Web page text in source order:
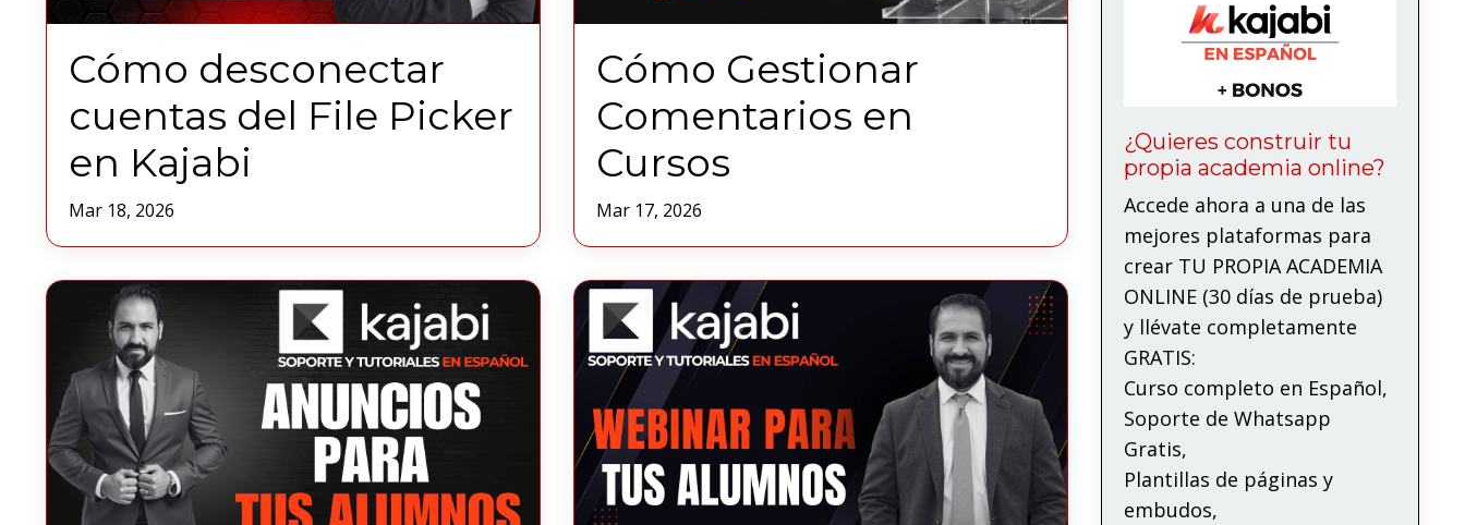
Cómo desconectar
cuentas del File Picker
en Kajabi
Mar 18, 2026
Cómo Gestionar
Comentarios en
Cursos
Mar 17, 2026
¿Quieres construir tu
propia academia online?
Accede ahora a una de las
mejores plataformas para
crear TU PROPIA ACADEMIA
ONLINE (30 días de prueba)
y llévate completamente
GRATIS:
Curso completo en Español,
Soporte de Whatsapp
Gratis,
Plantillas de páginas y
embudos,